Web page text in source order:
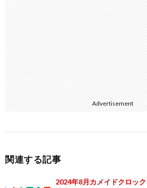
Advertisement
関連する記事
2024年8月カメイドクロッ